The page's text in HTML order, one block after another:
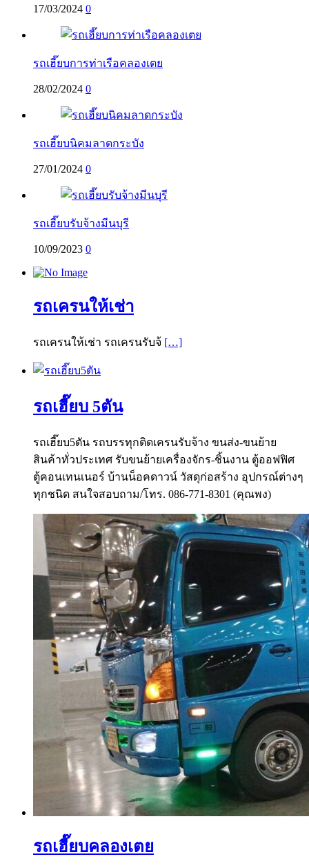
17/03/2024 0
รถเฮี๊ยบการท่าเรือคลองเตย
28/02/2024 0
รถเฮี๊ยบนิคมลาดกระบัง
27/01/2024 0
รถเฮี๊ยบรับจ้างมีนบุรี
10/09/2023 0
รถเครนให้เช่า
รถเครนให้เช่า รถเครนรับจ้ […]
รถเฮี๊ยบ 5ตัน
รถเฮี๊ยบ5ตัน รถบรรทุกติดเครนรับจ้าง ขนส่ง-ขนย้าย
สินค้าทั่วประเทศ รับขนย้ายเครื่องจักร-ชิ้นงาน ตู้ออฟฟิศ
ตู้คอนเทนเนอร์ บ้านน็อคดาวน์ วัสดุก่อสร้าง อุปกรณ์ต่างๆ
ทุกชนิด สนใจสอบถาม/โทร. 086-771-8301 (คุณพง)
รถเฮี๊ยบคลองเตย